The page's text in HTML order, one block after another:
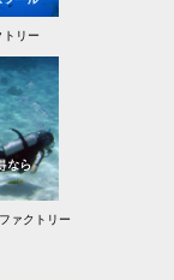
トリー
ァクトリー